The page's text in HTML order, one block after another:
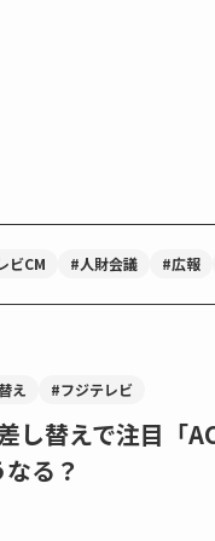
ビCM #人財会議 #広報
え #フジテレビ
し替えで注目「
る？